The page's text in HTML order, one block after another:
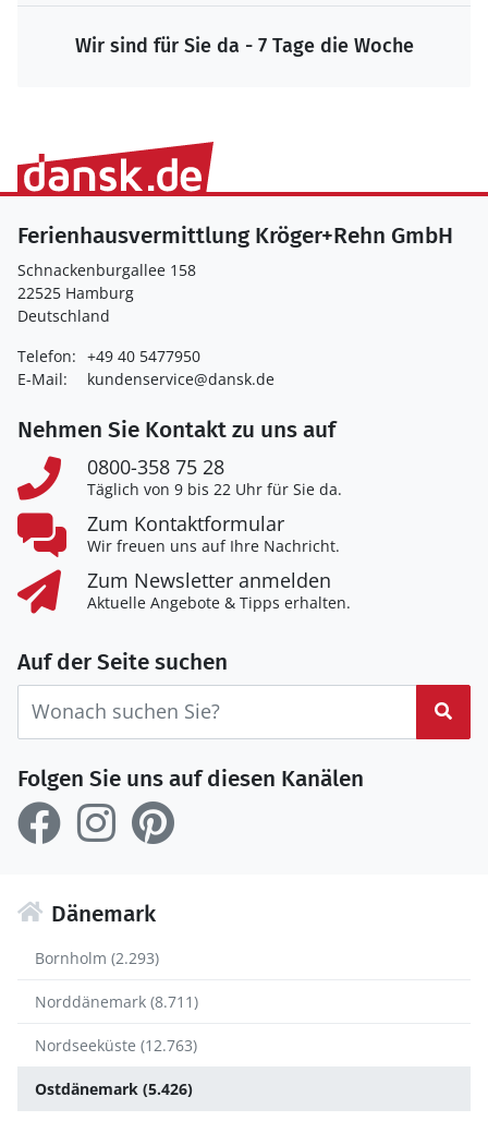
Wir sind für Sie da - 7 Tage die Woche
Ferienhausvermittlung Kröger+Rehn GmbH
Schnackenburgallee 158
22525 Hamburg
Deutschland
Telefon: +49 40 5477950
E-Mail:
kundenservice@dansk.de
Nehmen Sie Kontakt zu uns auf
0800-358 75 28
Täglich von 9 bis 22 Uhr für Sie da.
Zum Kontaktformular
Wir freuen uns auf Ihre Nachricht.
Zum Newsletter anmelden
Aktuelle Angebote & Tipps erhalten.
Auf der Seite suchen
Folgen Sie uns auf diesen Kanälen
Dänemark
Bornholm (2.293)
Norddänemark (8.711)
Nordseeküste (12.763)
Ostdänemark (5.426)